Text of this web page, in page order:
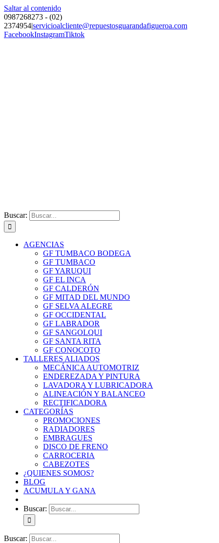
Saltar al contenido
0987268273 - (02)
2374954|servicioalcliente@repuestosguarandafigueroa.com
FacebookInstagramTiktok
Buscar:
AGENCIAS
GF TUMBACO BODEGA
GF TUMBACO
GF YARUQUI
GF EL INCA
GF CALDERÓN
GF MITAD DEL MUNDO
GF SELVA ALEGRE
GF OCCIDENTAL
GF LABRADOR
GF SANGOLQUI
GF SANTA RITA
GF CONOCOTO
TALLERES ALIADOS
MECÁNICA AUTOMOTRIZ
ENDEREZADA Y PINTURA
LAVADORA Y LUBRICADORA
ALINEACIÓN Y BALANCEO
RECTIFICADORA
CATEGORÍAS
PROMOCIONES
RADIADORES
EMBRAGUES
DISCO DE FRENO
CARROCERIA
CABEZOTES
¿QUIENES SOMOS?
BLOG
ACUMULA Y GANA
Buscar:
Buscar: